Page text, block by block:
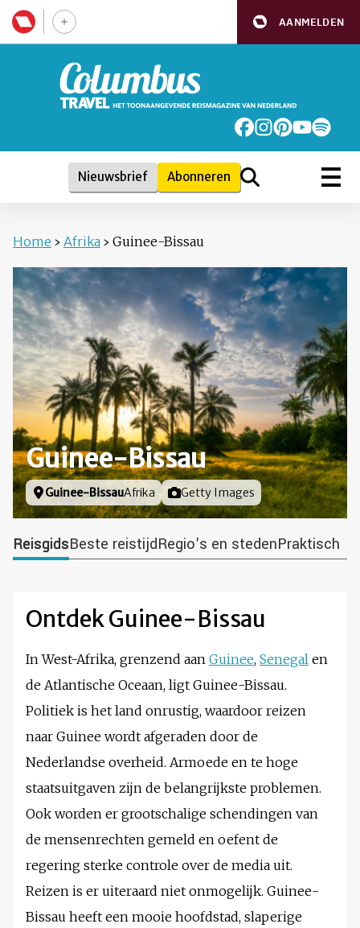
AANMELDEN
Nieuwsbrief Abonneren
Home › Afrika › Guinee-Bissau
Guinee-Bissau
Locatie
Guinee-BissauAfrika Foto door
Getty Images
ReisgidsBeste reistijdRegio's en stedenPraktisch
Ontdek Guinee-Bissau
In West-Afrika, grenzend aan Guinee, Senegal en
de Atlantische Oceaan, ligt Guinee-Bissau.
Politiek is het land onrustig, waardoor reizen
naar Guinee wordt afgeraden door de
Nederlandse overheid. Armoede en te hoge
staatsuitgaven zijn de belangrijkste problemen.
Ook worden er grootschalige schendingen van
de mensenrechten gemeld en oefent de
regering sterke controle over de media uit.
Reizen is er uiteraard niet onmogelijk. Guinee-
Bissau heeft een mooie hoofdstad, slaperige